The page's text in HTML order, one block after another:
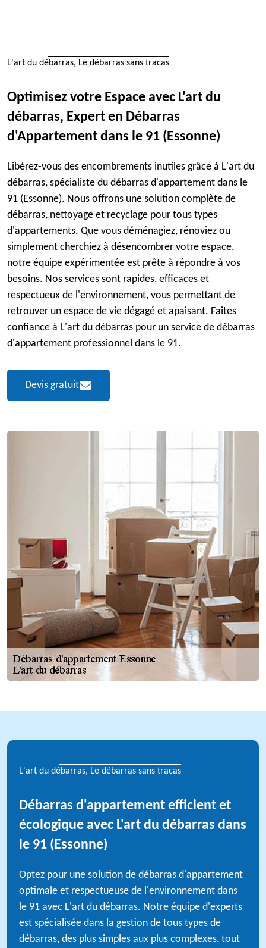
L'art du débarras, Le débarras sans tracas
Optimisez votre Espace avec L'art du
débarras, Expert en Débarras
d'Appartement dans le 91 (Essonne)
Libérez-vous des encombrements inutiles grâce à L'art du
débarras, spécialiste du débarras d'appartement dans le
91 (Essonne). Nous offrons une solution complète de
débarras, nettoyage et recyclage pour tous types
d'appartements. Que vous déménagiez, rénoviez ou
simplement cherchiez à désencombrer votre espace,
notre équipe expérimentée est prête à répondre à vos
besoins. Nos services sont rapides, efficaces et
respectueux de l'environnement, vous permettant de
retrouver un espace de vie dégagé et apaisant. Faites
confiance à L'art du débarras pour un service de débarras
d'appartement professionnel dans le 91.
Devis gratuit
L'art du débarras, Le débarras sans tracas
Débarras d'appartement efficient et
écologique avec L'art du débarras dans
le 91 (Essonne)
Optez pour une solution de débarras d'appartement
optimale et respectueuse de l'environnement dans
le 91 avec L'art du débarras. Notre équipe d'experts
est spécialisée dans la gestion de tous types de
débarras, des plus simples aux plus complexes, tout